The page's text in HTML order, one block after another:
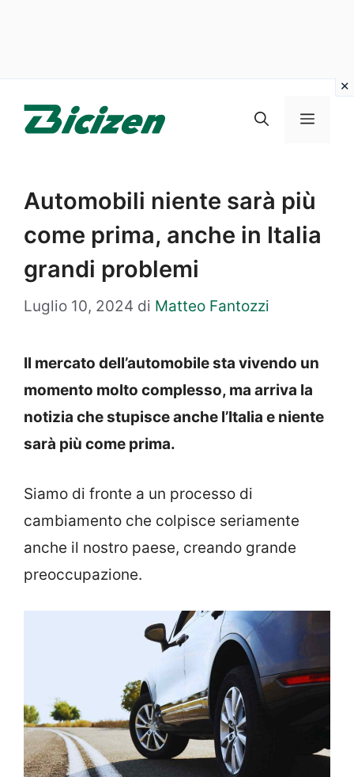
Menu
Automobili niente sarà più
come prima, anche in Italia
grandi problemi
Luglio 10, 2024 di Matteo Fantozzi
Il mercato dell’automobile sta vivendo un
momento molto complesso, ma arriva la
notizia che stupisce anche l’Italia e niente
sarà più come prima.
Siamo di fronte a un processo di
cambiamento che colpisce seriamente
anche il nostro paese, creando grande
preoccupazione.